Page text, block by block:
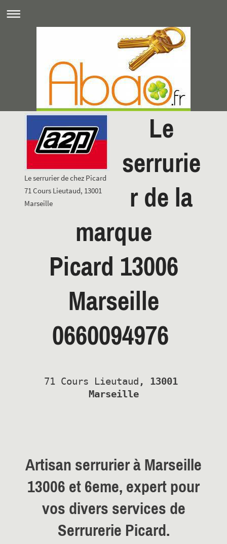
Le serrurier de chez Picard
71 Cours Lieutaud, 13001
Marseille
Le
serrurie
r de la
marque
Picard 13006
Marseille
0660094976
71 Cours Lieutaud , 13001
Marseille
Artisan serrurier à Marseille
13006 et 6eme, expert pour
vos divers services de
Serrurerie Picard.